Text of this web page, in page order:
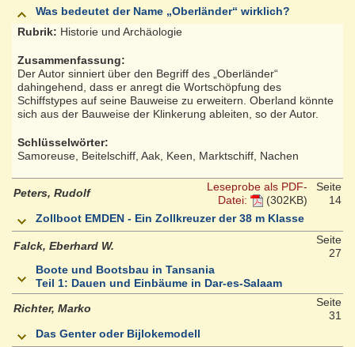
Was bedeutet der Name „Oberländer“ wirklich?
Rubrik: Historie und Archäologie
Zusammenfassung:
Der Autor sinniert über den Begriff des „Oberländer“
dahingehend, dass er anregt die Wortschöpfung des
Schiffstypes auf seine Bauweise zu erweitern. Oberland könnte
sich aus der Bauweise der Klinkerung ableiten, so der Autor.
Schlüsselwörter:
Samoreuse, Beitelschiff, Aak, Keen, Marktschiff, Nachen
Peters, Rudolf
Leseprobe als PDF-
Datei:
(302KB)
Seite
14
Zollboot EMDEN - Ein Zollkreuzer der 38 m Klasse
Falck, Eberhard W.
Seite
27
Boote und Bootsbau in Tansania
Teil 1: Dauen und Einbäume in Dar-es-Salaam
Richter, Marko
Seite
31
Das Genter oder Bijlokemodell